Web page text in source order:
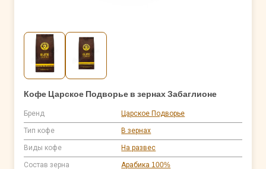
Кофе Царское Подворье в зернах Забаглионе
Бренд Царское Подворье
Тип кофе В зернах
Виды кофе На развес
Состав зерна Арабика 100%